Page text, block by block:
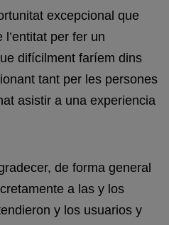
excepcional que
per fer un
difícilment faríem dins
tant per les persones
asistir a una experiencia
de forma general
a las y los
y los usuarios y